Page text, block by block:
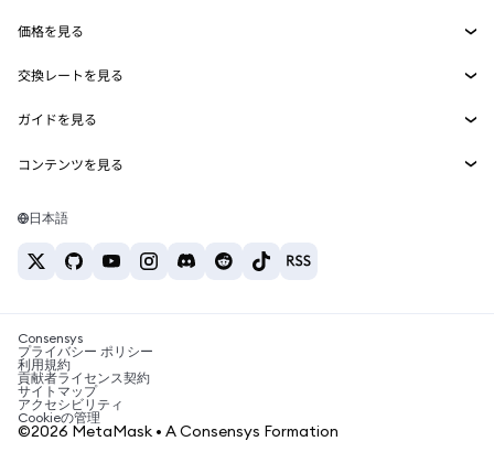
MetaMask Connect
Snaps
Web3サービス
セキュリティ
サポート
キャリア
お問い合わせ
価格を見る
イーサリアムの価格
Solanaの価格
Tetherの価格
交換レートを見る
ETH→USD
USDT→INR
BTC→INR
ETH→USDT
ガイドを見る
ETHの購入
USDTの購入
SHIBの購入
BNBの購入
コンテンツを見る
Solanaウォレット
税制関連ニュース
暗号資産の購入方法は？
ビットコインを売るには？
日本語
Consensys
プライバシー ポリシー
利用規約
貢献者ライセンス契約
サイトマップ
アクセシビリティ
Cookieの管理
©2026 MetaMask • A Consensys Formation